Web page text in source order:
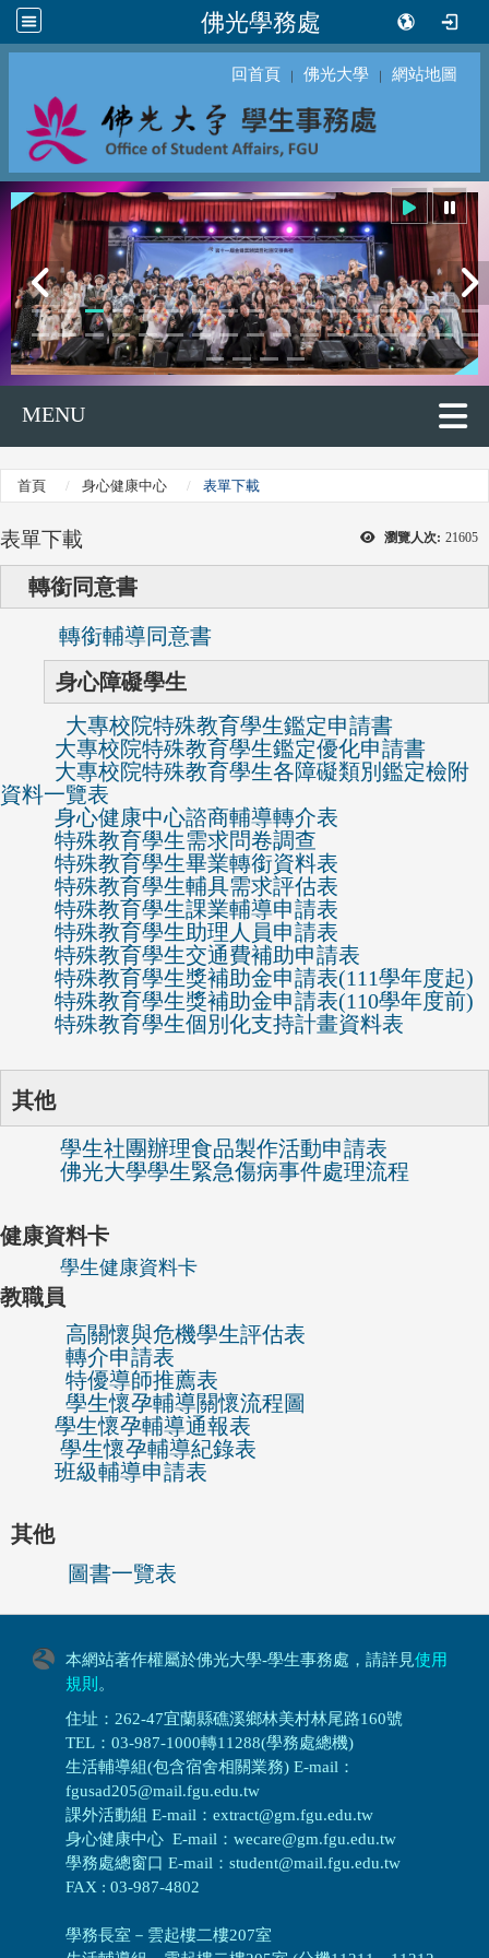
佛光學務處
回首頁 ｜ 佛光大學 ｜ 網站地圖
MENU
首頁 身心健康中心 表單下載
瀏覽人次: 21605
表單下載
轉銜同意書
轉銜輔導同意書
身心障礙學生
大專校院特殊教育學生鑑定申請書
大專校院特殊教育學生鑑定優化申請書
大專校院特殊教育學生各障礙類別鑑定檢附
資料一覽表
身心健康中心諮商輔導轉介表
特殊教育學生需求問卷調查
特殊教育學生畢業轉銜資料表
特殊教育學生輔具需求評估表
特殊教育學生課業輔導申請表
特殊教育學生助理人員申請表
特殊教育學生交通費補助申請表
特殊教育學生獎補助金申請表(111學年度起)
特殊教育學生獎補助金申請表(110學年度前)
特殊教育學生個別化支持計畫資料表
其他
學生社團辦理食品製作活動申請表
佛光大學學生緊急傷病事件處理流程
健康資料卡
學生健康資料卡
教職員
高關懷與危機學生評估表
轉介申請表
特優導師推薦表
學生懷孕輔導關懷流程圖
學生懷孕輔導通報表
學生懷孕輔導紀錄表
班級輔導申請表
其他
圖書一覽表
本網站著作權屬於佛光大學-學生事務處，請詳見使用
規則 。
住址：262-47宜蘭縣礁溪鄉林美村林尾路160號
TEL：03-987-1000轉11288(學務處總機)
生活輔導組(包含宿舍相關業務) E-mail：
fgusad205@mail.fgu.edu.tw
課外活動組 E-mail：extract@gm.fgu.edu.tw
身心健康中心 E-mail：wecare@gm.fgu.edu.tw
學務處總窗口 E-mail：student@mail.fgu.edu.tw
FAX : 03-987-4802
學務長室－雲起樓二樓207室